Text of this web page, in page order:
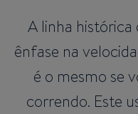
A linha histórica
ênfase na
é o mesmo se
correndo. Este